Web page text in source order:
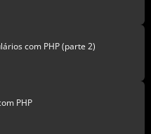
com PHP (parte 2)
PHP